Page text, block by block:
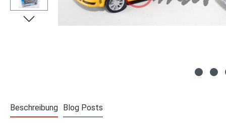
Beschreibung Blog Posts